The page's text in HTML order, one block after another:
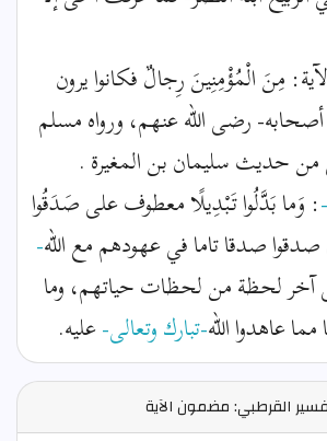
مِنَ الْمُؤْمِنِينَ رِجالٌ فكانوا يرون
أصحابه- رضى الله عنهم، ورواه مسلم
من حديث سليمان بن المغيرة .
: وَما بَدَّلُوا تَبْدِيلًا معطوف على صَدَقُوا
صدقوا صدقا تاما في عهودهم مع الله-
لحظة من لحظات حياتهم، وما
مما عاهدوا الله-تبارك وتعالى-عليه.
القرطبي: مضمون الآية